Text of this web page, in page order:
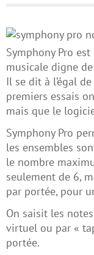
Symphony Pro
musicale digne
Il se dit à l’égal
premiers essais
mais que le
Symphony Pro
les ensembles
le nombre
seulement de 6,
par portée, pour
On saisit les
virtuel ou par «
portée.